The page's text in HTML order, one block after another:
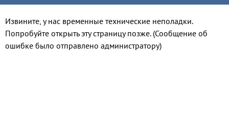
Извините, у нас временные технические неполадки.
Попробуйте открыть эту страницу позже. (Сообщение об
ошибке было отправлено администратору)